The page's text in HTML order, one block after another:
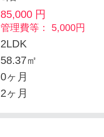
85,000 円
管理費等： 5,000円
2LDK
58.37㎡
0ヶ月
2ヶ月